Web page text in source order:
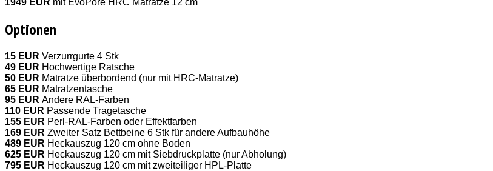
1949 EUR mit EvoPore HRC Matratze 12 cm
Optionen
15 EUR Verzurrgurte 4 Stk
49 EUR Hochwertige Ratsche
50 EUR Matratze überbordend (nur mit HRC-Matratze)
65 EUR Matratzentasche
95 EUR Andere RAL-Farben
110 EUR Passende Tragetasche
155 EUR Perl-RAL-Farben oder Effektfarben
169 EUR Zweiter Satz Bettbeine 6 Stk für andere Aufbauhöhe
489 EUR Heckauszug 120 cm ohne Boden
625 EUR Heckauszug 120 cm mit Siebdruckplatte (nur Abholung)
795 EUR Heckauszug 120 cm mit zweiteiliger HPL-Platte